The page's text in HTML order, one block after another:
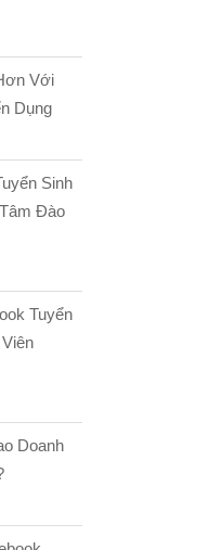
Với
Dụng
Sinh
Đào
Tuyển
Doanh